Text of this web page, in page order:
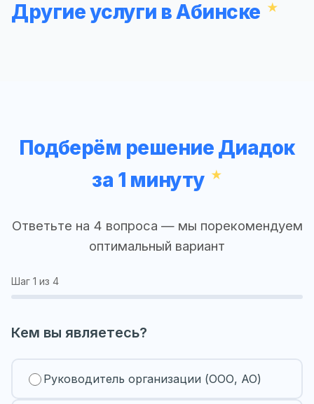
Другие услуги в Абинске
Подберём решение Диадок
за 1 минуту
Ответьте на 4 вопроса — мы порекомендуем
оптимальный вариант
Шаг 1 из 4
Кем вы являетесь?
Руководитель организации (ООО, АО)